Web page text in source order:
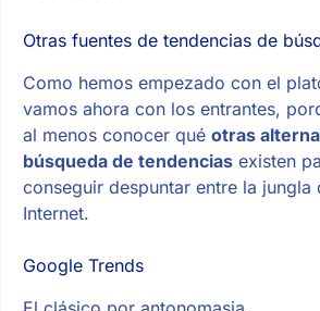
Otras fuentes de tendencias de
Como hemos empezado con el
vamos ahora con los entrantes,
al menos conocer qué otras
búsqueda de tendenciasexisten
conseguir despuntar entre la jungla
Internet.
Google Trends